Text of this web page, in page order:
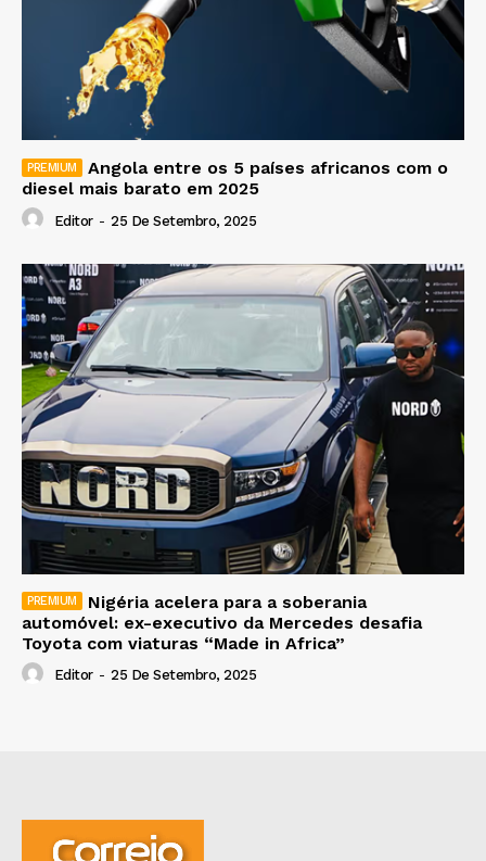
Angola entre os 5 países africanos com o
diesel mais barato em 2025
Editor - 25 De Setembro, 2025
Nigéria acelera para a soberania
automóvel: ex-executivo da Mercedes desafia
Toyota com viaturas “Made in Africa”
Editor - 25 De Setembro, 2025